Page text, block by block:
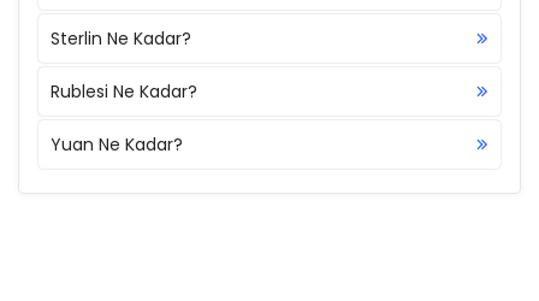
Sterlin Ne Kadar?
Rublesi Ne Kadar?
Yuan Ne Kadar?